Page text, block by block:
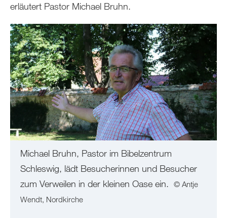
erläutert Pastor Michael Bruhn.
Michael Bruhn, Pastor im Bibelzentrum
Schleswig, lädt Besucherinnen und Besucher
zum Verweilen in der kleinen Oase ein.
© Antje
Wendt, Nordkirche